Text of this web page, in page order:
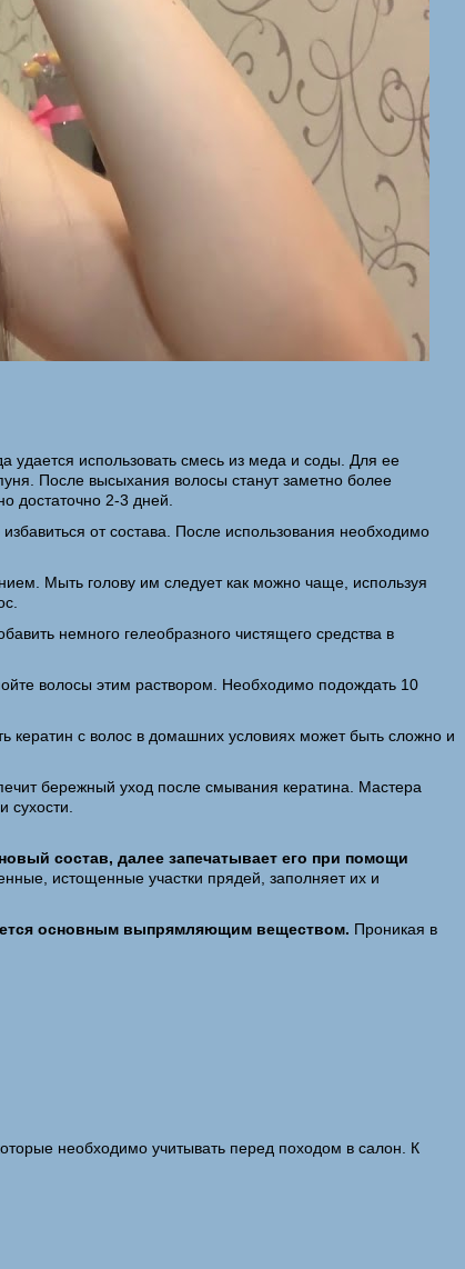
удается использовать смесь из меда и соды. Для ее
После высыхания волосы станут заметно более
достаточно 2-3 дней.
от состава. После использования необходимо
Мыть голову им следует как можно чаще, используя
немного гелеобразного чистящего средства в
волосы этим раствором. Необходимо подождать 10
кератин с волос в домашних условиях может быть сложно и
бережный уход после смывания кератина. Мастера
сухости.
состав, далее запечатывает его при помощи
истощенные участки прядей, заполняет их и
основным выпрямляющим веществом. Проникая в
необходимо учитывать перед походом в салон. К